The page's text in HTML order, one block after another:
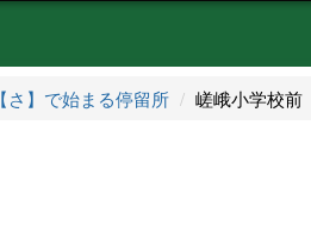
【さ】で始まる停留所 嵯峨小学校前